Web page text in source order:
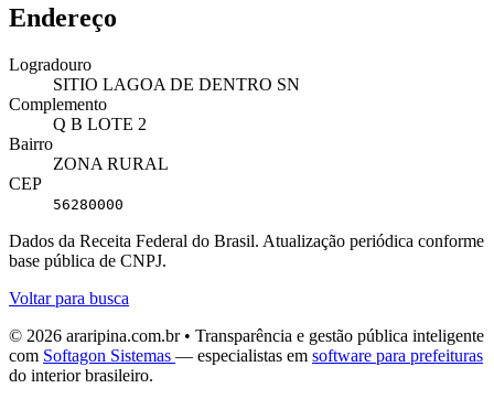
Endereço
Logradouro
SITIO LAGOA DE DENTRO SN
Complemento
Q B LOTE 2
Bairro
ZONA RURAL
CEP
56280000
Dados da Receita Federal do Brasil. Atualização periódica conforme
base pública de CNPJ.
Voltar para busca
© 2026 araripina.com.br • Transparência e gestão pública inteligente
com Softagon Sistemas — especialistas em software para prefeituras
do interior brasileiro.